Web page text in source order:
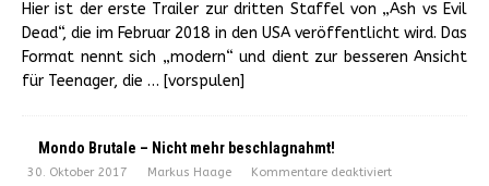
Hier ist der erste Trailer zur dritten Staffel von „Ash vs Evil
Dead“, die im Februar 2018 in den USA veröffentlicht wird. Das
Format nennt sich „modern“ und dient zur besseren Ansicht
für Teenager, die … [vorspulen]
Mondo Brutale – Nicht mehr beschlagnahmt!
30. Oktober 2017 Markus Haage Kommentare deaktiviert